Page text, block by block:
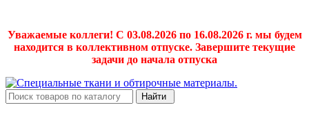
Уважаемые коллеги! С 03.08.2026 по 16.08.2026 г. мы будем
находится в коллективном отпуске. Завершите текущие
задачи до начала отпуска
Найти